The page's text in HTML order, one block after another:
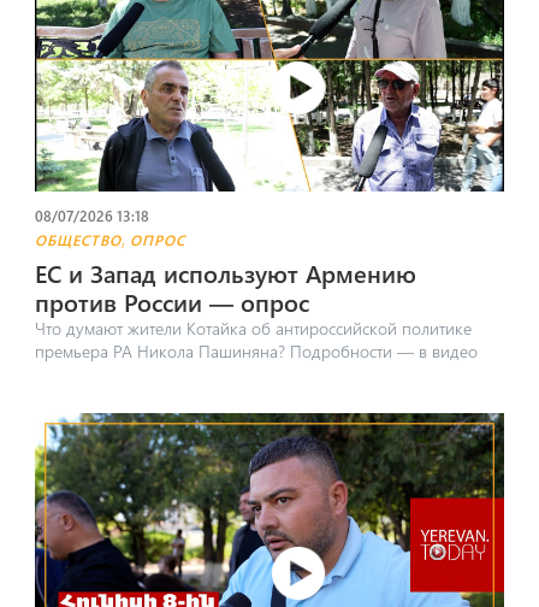
08/07/2026 13:18
ОБЩЕСТВО, ОПРОС
ЕС и Запад используют Армению
против России — опрос
Что думают жители Котайка об антироссийской политике
премьера РА Никола Пашиняна? Подробности — в видео